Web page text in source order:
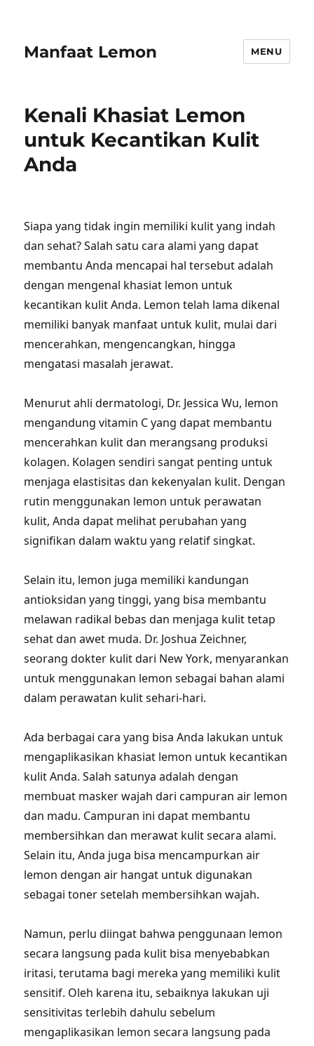
Manfaat Lemon MENU
Kenali Khasiat Lemon
untuk Kecantikan Kulit
Anda
Siapa yang tidak ingin memiliki kulit yang indah
dan sehat? Salah satu cara alami yang dapat
membantu Anda mencapai hal tersebut adalah
dengan mengenal khasiat lemon untuk
kecantikan kulit Anda. Lemon telah lama dikenal
memiliki banyak manfaat untuk kulit, mulai dari
mencerahkan, mengencangkan, hingga
mengatasi masalah jerawat.
Menurut ahli dermatologi, Dr. Jessica Wu, lemon
mengandung vitamin C yang dapat membantu
mencerahkan kulit dan merangsang produksi
kolagen. Kolagen sendiri sangat penting untuk
menjaga elastisitas dan kekenyalan kulit. Dengan
rutin menggunakan lemon untuk perawatan
kulit, Anda dapat melihat perubahan yang
signifikan dalam waktu yang relatif singkat.
Selain itu, lemon juga memiliki kandungan
antioksidan yang tinggi, yang bisa membantu
melawan radikal bebas dan menjaga kulit tetap
sehat dan awet muda. Dr. Joshua Zeichner,
seorang dokter kulit dari New York, menyarankan
untuk menggunakan lemon sebagai bahan alami
dalam perawatan kulit sehari-hari.
Ada berbagai cara yang bisa Anda lakukan untuk
mengaplikasikan khasiat lemon untuk kecantikan
kulit Anda. Salah satunya adalah dengan
membuat masker wajah dari campuran air lemon
dan madu. Campuran ini dapat membantu
membersihkan dan merawat kulit secara alami.
Selain itu, Anda juga bisa mencampurkan air
lemon dengan air hangat untuk digunakan
sebagai toner setelah membersihkan wajah.
Namun, perlu diingat bahwa penggunaan lemon
secara langsung pada kulit bisa menyebabkan
iritasi, terutama bagi mereka yang memiliki kulit
sensitif. Oleh karena itu, sebaiknya lakukan uji
sensitivitas terlebih dahulu sebelum
mengaplikasikan lemon secara langsung pada